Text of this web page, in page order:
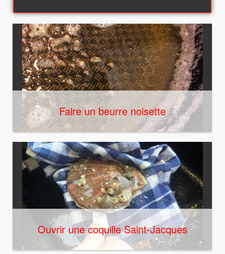
Faire un beurre noisette
Ouvrir une coquille Saint-Jacques